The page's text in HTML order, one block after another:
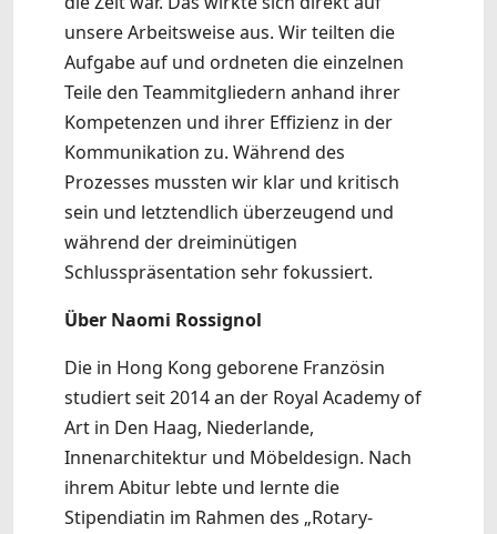
unsere Arbeitsweise aus. Wir teilten die
Aufgabe auf und ordneten die einzelnen
Teile den Teammitgliedern anhand ihrer
Kompetenzen und ihrer Effizienz in der
Kommunikation zu. Während des
Prozesses mussten wir klar und kritisch
sein und letztendlich überzeugend und
während der dreiminütigen
Schlusspräsentation sehr fokussiert.
Über Naomi Rossignol
Die in Hong Kong geborene Französin
studiert seit 2014 an der Royal Academy of
Art in Den Haag, Niederlande,
Innenarchitektur und Möbeldesign. Nach
ihrem Abitur lebte und lernte die
Stipendiatin im Rahmen des „Rotary-